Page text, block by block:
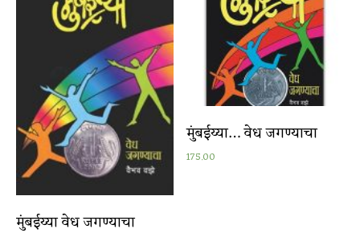
मुंबईय्या वेध जगण्याचा
मुंबईय्या… वेध जगण्याचा
175.00